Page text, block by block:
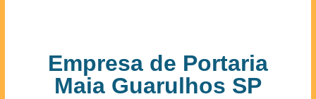
Empresa de Portaria
Maia Guarulhos SP